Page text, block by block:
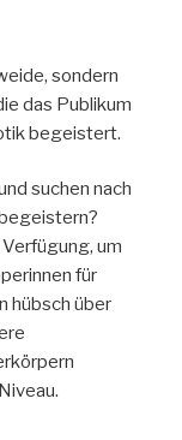
sondern
das Publikum
begeistert.
suchen nach
um
für
hübsch über